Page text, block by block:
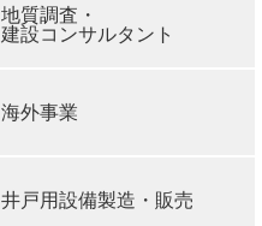
地質調査・
建設コンサルタント
海外事業
井戸用設備製造・販売